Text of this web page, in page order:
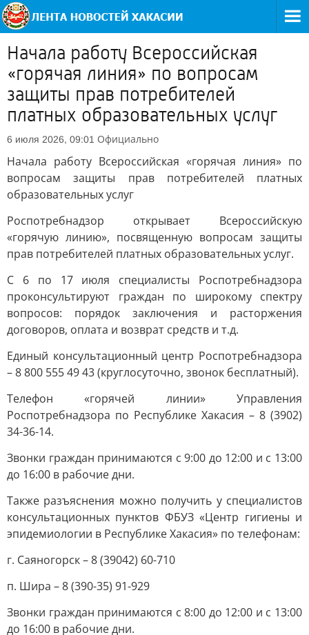
Начала работу Всероссийская
«горячая линия» по вопросам
защиты прав потребителей
платных образовательных услуг
6 июля 2026, 09:01 Официально
Начала работу Всероссийская «горячая линия» по
вопросам защиты прав потребителей платных
образовательных услуг
Роспотребнадзор открывает Всероссийскую
«горячую линию», посвященную вопросам защиты
прав потребителей платных образовательных услуг.
С 6 по 17 июля специалисты Роспотребнадзора
проконсультируют граждан по широкому спектру
вопросов: порядок заключения и расторжения
договоров, оплата и возврат средств и т.д.
Единый консультационный центр Роспотребнадзора
– 8 800 555 49 43 (круглосуточно, звонок бесплатный).
Телефон «горячей линии» Управления
Роспотребнадзора по Республике Хакасия – 8 (3902)
34-36-14.
Звонки граждан принимаются с 9:00 до 12:00 и с 13:00
до 16:00 в рабочие дни.
Также разъяснения можно получить у специалистов
консультационных пунктов ФБУЗ «Центр гигиены и
эпидемиологии в Республике Хакасия» по телефонам:
г. Саяногорск – 8 (39042) 60-710
п. Шира – 8 (390-35) 91-929
Звонки граждан принимаются с 8:00 до 12:00 и с 13:00
до 16:00 в рабочие дни.